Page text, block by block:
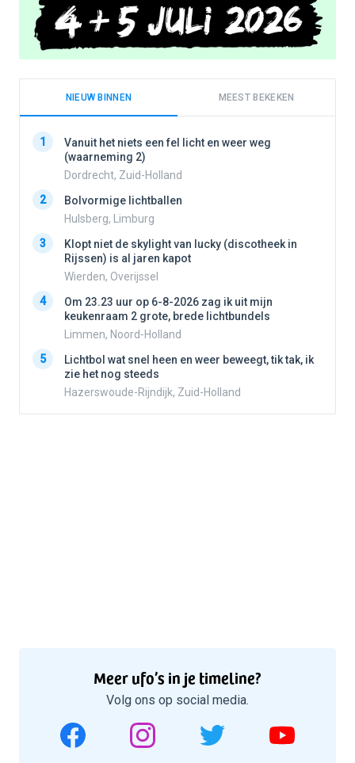
NIEUW BINNEN MEEST BEKEKEN
1
Vanuit het niets een fel licht en weer weg
(waarneming 2)
Dordrecht, Zuid-Holland
2
Bolvormige lichtballen
Hulsberg, Limburg
3
Klopt niet de skylight van lucky (discotheek in
Rijssen) is al jaren kapot
Wierden, Overijssel
4
Om 23.23 uur op 6-8-2026 zag ik uit mijn
keukenraam 2 grote, brede lichtbundels
Limmen, Noord-Holland
5
Lichtbol wat snel heen en weer beweegt, tik tak, ik
zie het nog steeds
Hazerswoude-Rijndijk, Zuid-Holland
Meer ufo’s in je timeline?
Volg ons op social media.